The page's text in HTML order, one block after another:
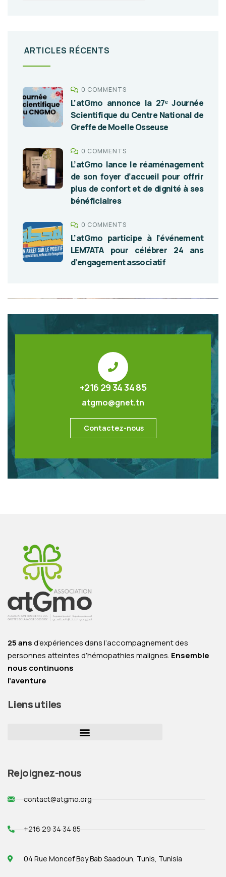
ARTICLES RÉCENTS
0 COMMENTS
L’atGmo annonce la 27ᵉ Journée
Scientifique du Centre National de
Greffe de Moelle Osseuse
0 COMMENTS
L’atGmo lance le réaménagement
de son foyer d’accueil pour offrir
plus de confort et de dignité à ses
bénéficiaires
0 COMMENTS
L’atGmo participe à l’événement
LEM7ATA pour célébrer 24 ans
d’engagement associatif
+216 29 34 34 85
atgmo@gnet.tn
Contactez-nous
25 ansd’expériences dans l’accompagnement des
personnes atteintes d’hémopathies malignes. Ensemble
nous continuons
l’aventure
Liens utiles
Rejoignez-nous
contact@atgmo.org
+216 29 34 34 85
04 Rue Moncef Bey Bab Saadoun, Tunis, Tunisia